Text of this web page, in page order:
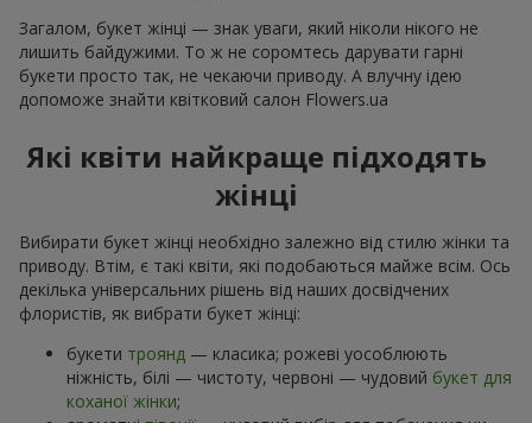
Загалом, букет жінці — знак уваги, який ніколи нікого не
лишить байдужими. То ж не соромтесь дарувати гарні
букети просто так, не чекаючи приводу. А влучну ідею
допоможе знайти квітковий салон Flowers.ua
Які квіти найкраще підходять
жінці
Вибирати букет жінці необхідно залежно від стилю жінки та
приводу. Втім, є такі квіти, які подобаються майже всім. Ось
декілька універсальних рішень від наших досвідчених
флористів, як вибрати букет жінці:
букети троянд — класика; рожеві уособлюють
ніжність, білі — чистоту, червоні — чудовий букет для
коханої жінки;